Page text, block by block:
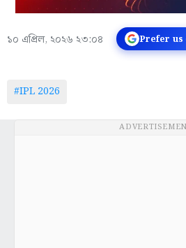
১০ এপ্রিল, ২০২৬ ২৩:০৪ Prefer us
#IPL 2026